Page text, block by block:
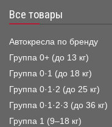
Все товары
Автокресла по бренду
Группа 0+ (до 13 кг)
Группа 0·1 (до 18 кг)
Группа 0·1·2 (до 25 кг)
Группа 0·1·2·3 (до 36 кг)
Группа 1 (9–18 кг)